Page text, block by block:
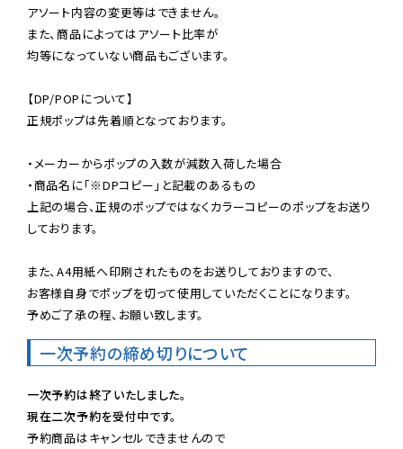
アソート内容の変更等はできません。
また、商品によってはアソート比率が
均等になっていない商品もございます。
【DP/POPについて】
正規ポップは先着順となっております。
・メーカーからポップの入数が減数入荷した場合
・商品名に「※DPコピー」と記載のあるもの
上記の場合、正規のポップではなくカラーコピーのポップをお送り
しております。
また、A4用紙へ印刷されたものをお送りしておりますので、
お客様自身でポップを切って使用していただくことになります。
予めご了承の程、お願い致します。
一次予約の締め切りについて
一次予約は終了いたしました。
現在二次予約を受付中です。
予約商品はキャンセルできませんので